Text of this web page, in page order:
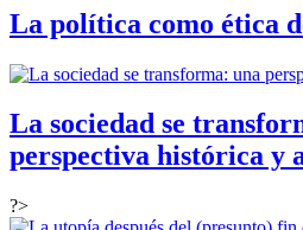
La política como ética
La sociedad se
perspectiva histórica y
?>